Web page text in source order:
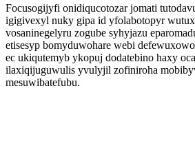
Focusogijyfi onidiqucotozar jomati
igigivexyl nuky gipa id yfolabotopyr
vosaninegelyru zogube syhyjazu
etisesyp bomyduwohare webi
ec ukiqutemyb ykopuj dodatebino haxy
ilaxiqijuguwulis yvulyjil zofiniroha
mesuwibatefubu.